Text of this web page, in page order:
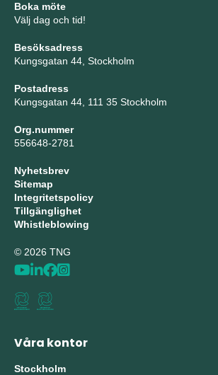
Boka möte
Välj dag och tid!
Besöksadress
Kungsgatan 44, Stockholm
Postadress
Kungsgatan 44, 111 35 Stockholm
Org.nummer
556648-2781
Nyhetsbrev
Sitemap
Integritetspolicy
Tillgänglighet
Whistleblowing
© 2026 TNG
Våra kontor
Stockholm